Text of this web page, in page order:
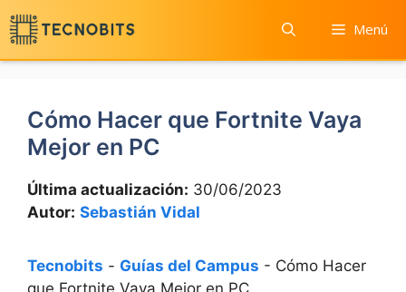
Saltar
al
contenido
Menú
Cómo Hacer que Fortnite Vaya
Mejor en PC
Última actualización: 30/06/2023
Autor: Sebastián Vidal
Tecnobits - Guías del Campus - Cómo Hacer
que Fortnite Vaya Mejor en PC